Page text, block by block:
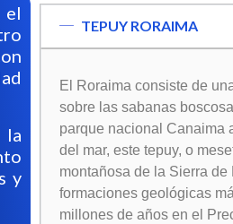
el
la
y
TEPUY RORAIMA
El Roraima consiste de
sobre las sabanas
parque nacional Canaima
del mar, este tepuy, o
montañosa de la Sierra
formaciones geológicas
millones de años en el